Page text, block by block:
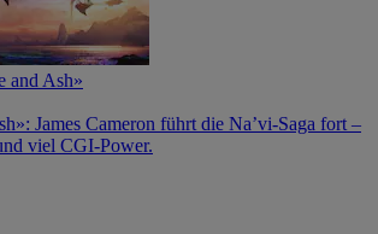
and Ash»
James Cameron führt die Na’vi-Saga fort –
viel CGI-Power.